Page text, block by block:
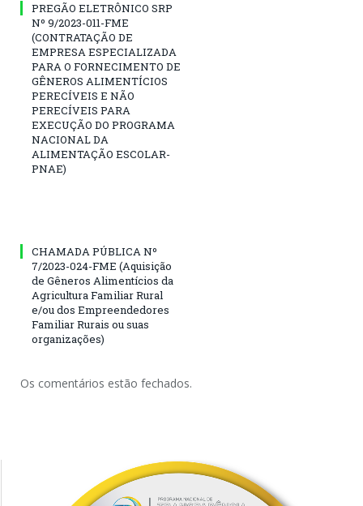
PREGÃO ELETRÔNICO SRP
Nº 9/2023-011-FME
(CONTRATAÇÃO DE
EMPRESA ESPECIALIZADA
PARA O FORNECIMENTO DE
GÊNEROS ALIMENTÍCIOS
PERECÍVEIS E NÃO
PERECÍVEIS PARA
EXECUÇÃO DO PROGRAMA
NACIONAL DA
ALIMENTAÇÃO ESCOLAR-
PNAE)
CHAMADA PÚBLICA Nº
7/2023-024-FME (Aquisição
de Gêneros Alimentícios da
Agricultura Familiar Rural
e/ou dos Empreendedores
Familiar Rurais ou suas
organizações)
Os comentários estão fechados.